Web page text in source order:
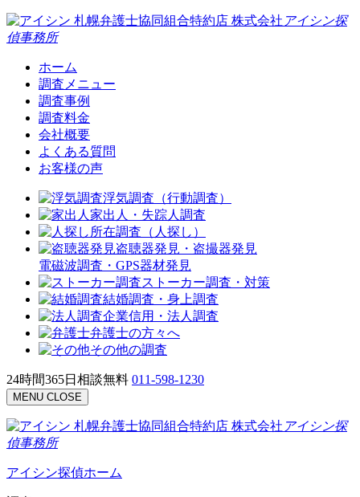
札幌弁護士協同組合特約店 株式会社 アイシン探
偵事務所
ホーム
調査メニュー
調査事例
調査料金
会社概要
よくある質問
お客様の声
浮気調査（行動調査）
家出人・失踪人調査
所在調査（人探し）
盗聴器発見・盗撮器発見
電磁波調査・GPS器材発見
ストーカー調査・対策
結婚調査・身上調査
企業信用・法人調査
弁護士の方々へ
その他の調査
24時間365日相談無料 011-598-1230
MENU CLOSE
札幌弁護士協同組合特約店 株式会社 アイシン探
偵事務所
アイシン探偵ホーム